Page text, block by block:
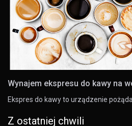
Wynajem ekspresu do kawy na
Ekspres do kawy to urządzenie
Z ostatniej chwili